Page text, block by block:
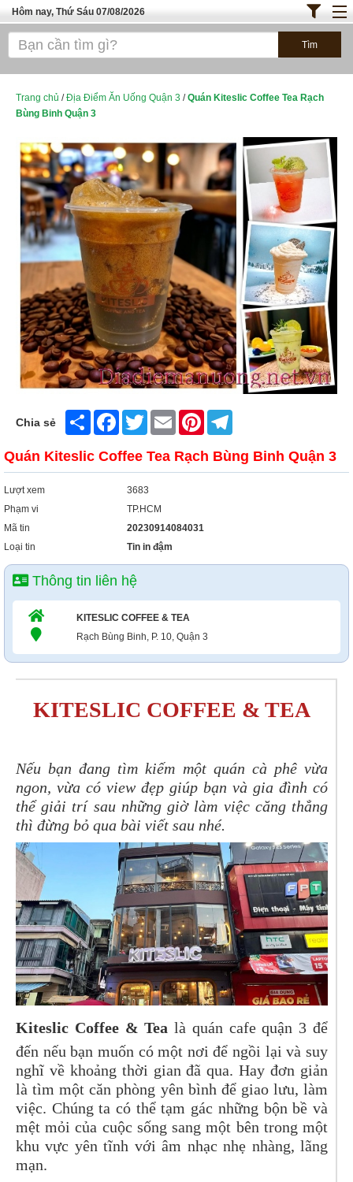
Hôm nay, Thứ Sáu 07/08/2026
Trang chủ
Bánh - Đồ Ăn Vặt
TOP QUÁN ĂN
ĐỊA ĐIỂM ĂN UỐNG HÀ NỘI
Trang chủ /Địa Điểm Ăn Uống Quận 3 /Quán Kiteslic Coffee Tea Rạch
Bùng Binh Quận 3
Chia sẻ Share FacebookTwitter Email Pinterest
Quán Kiteslic Coffee Tea Rạch Bùng Binh Quận 3
Lượt xem
3683
Phạm vi
TP.HCM
Mã tin
20230914084031
Loại tin
Tin in đậm
Thông tin liên hệ
KITESLIC COFFEE & TEA
Rạch Bùng Binh, P. 10, Quận 3
KITESLIC COFFEE & TEA
Nếu bạn đang tìm kiếm một quán cà phê vừa
ngon, vừa có view đẹp giúp bạn và gia đình có
thể giải trí sau những giờ làm việc căng thẳng
thì đừng bỏ qua bài viết sau nhé.
Kiteslic Coffee & Tea là quán cafe quận 3 để
đến nếu bạn muốn có một nơi để ngồi lại và suy
nghĩ về khoảng thời gian đã qua. Hay đơn giản
là tìm một căn phòng yên bình để giao lưu, làm
việc. Chúng ta có thể tạm gác những bộn bề và
mệt mỏi của cuộc sống sang một bên trong một
khu vực yên tĩnh với âm nhạc nhẹ nhàng, lãng
mạn.